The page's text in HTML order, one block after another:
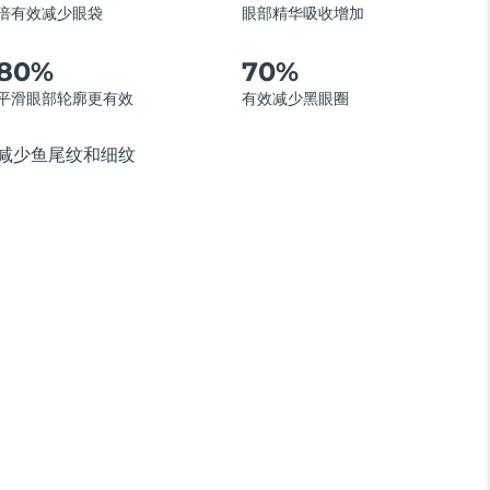
有效减少眼袋 眼部精华吸收增加
滑眼部轮廓更有效
70%
有效减少黑眼圈
少鱼尾纹和细纹